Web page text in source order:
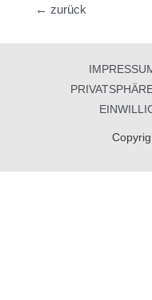
Beitragsnavigation
← zurück